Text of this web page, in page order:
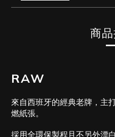
商
RAW
來自西班牙的經典老牌，主
燃紙張。
採用全環保製程且不另外漂